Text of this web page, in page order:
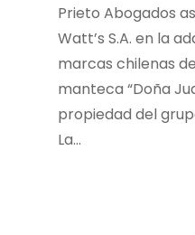
Prieto Abogados
Watt’s S.A. en la
marcas chilenas
manteca “Doña
propiedad del
La…